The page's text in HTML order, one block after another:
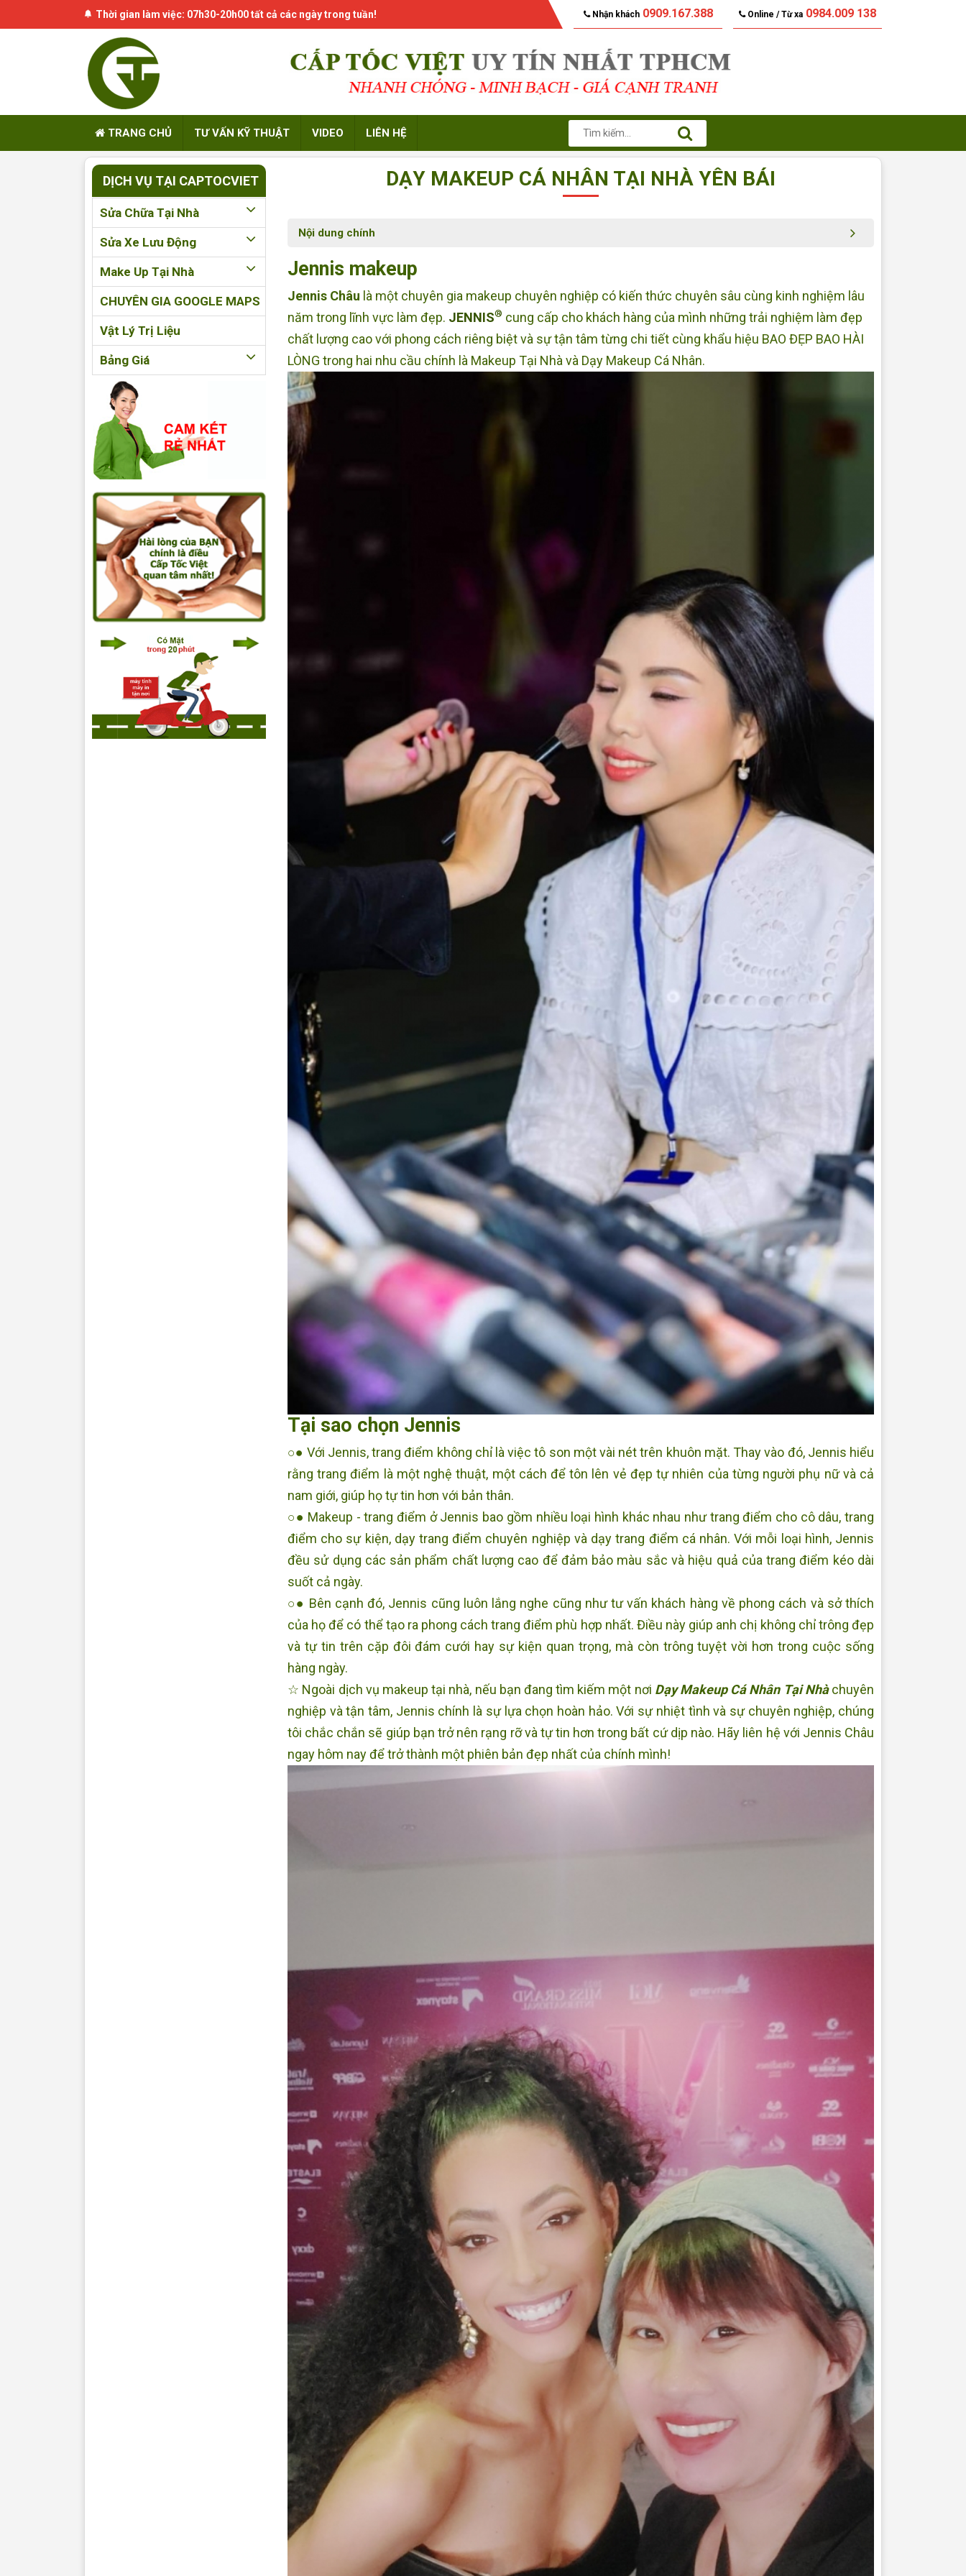
Thời gian làm việc: 07h30-20h00 tất cả các ngày trong tuần! Nhận khách0909.167.388 Online / Từ xa 0984.009 138
TRANG CHỦ TƯ VẤN KỸ THUẬT VIDEO LIÊN HỆ
DỊCH VỤ TẠI CAPTOCVIET
Sửa Chữa Tại Nhà
Sửa Xe Lưu Động
Make Up Tại Nhà
CHUYÊN GIA GOOGLE MAPS
Vật Lý Trị Liệu
Bảng Giá
DẠY MAKEUP CÁ NHÂN TẠI NHÀ YÊN BÁI
Nội dung chính
Jennis makeup
Jennis Châu là một chuyên gia makeup chuyên nghiệp có kiến thức chuyên sâu cùng kinh nghiệm lâu
năm trong lĩnh vực làm đẹp. JENNIS® cung cấp cho khách hàng của mình những trải nghiệm làm đẹp
chất lượng cao với phong cách riêng biệt và sự tận tâm từng chi tiết cùng khẩu hiệu BAO ĐẸP BAO HÀI
LÒNG trong hai nhu cầu chính là Makeup Tại Nhà và Dạy Makeup Cá Nhân.
Tại sao chọn Jennis
○● Với Jennis, trang điểm không chỉ là việc tô son một vài nét trên khuôn mặt. Thay vào đó, Jennis hiểu
rằng trang điểm là một nghệ thuật, một cách để tôn lên vẻ đẹp tự nhiên của từng người phụ nữ và cả
nam giới, giúp họ tự tin hơn với bản thân.
○● Makeup - trang điểm ở Jennis bao gồm nhiều loại hình khác nhau như trang điểm cho cô dâu, trang
điểm cho sự kiện, dạy trang điểm chuyên nghiệp và dạy trang điểm cá nhân. Với mỗi loại hình, Jennis
đều sử dụng các sản phẩm chất lượng cao để đảm bảo màu sắc và hiệu quả của trang điểm kéo dài
suốt cả ngày.
○● Bên cạnh đó, Jennis cũng luôn lắng nghe cũng như tư vấn khách hàng về phong cách và sở thích
của họ để có thể tạo ra phong cách trang điểm phù hợp nhất. Điều này giúp anh chị không chỉ trông đẹp
và tự tin trên cặp đôi đám cưới hay sự kiện quan trọng, mà còn trông tuyệt vời hơn trong cuộc sống
hàng ngày.
☆ Ngoài dịch vụ makeup tại nhà, nếu bạn đang tìm kiếm một nơi Dạy Makeup Cá Nhân Tại Nhàchuyên
nghiệp và tận tâm, Jennis chính là sự lựa chọn hoàn hảo. Với sự nhiệt tình và sự chuyên nghiệp, chúng
tôi chắc chắn sẽ giúp bạn trở nên rạng rỡ và tự tin hơn trong bất cứ dịp nào. Hãy liên hệ với Jennis Châu
ngay hôm nay để trở thành một phiên bản đẹp nhất của chính mình!